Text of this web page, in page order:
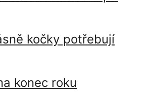
kočky potřebují
konec roku